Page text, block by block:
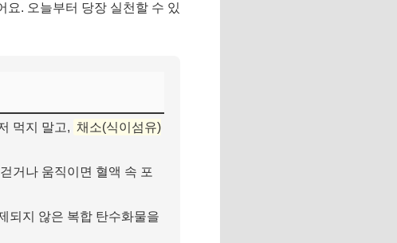
요. 오늘부터 당장 실천할 수 있
먹지 말고, 채소(식이섬유)
거나 움직이면 혈액 속 포
되지 않은 복합 탄수화물을